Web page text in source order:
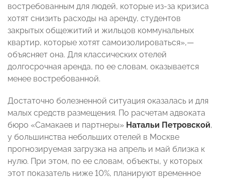
востребованным для людей, которые из-за кризиса
хотят снизить расходы на аренду, студентов
закрытых общежитий и жильцов коммунальных
квартир, которые хотят самоизолироваться»,—
объясняет она. Для классических отелей
долгосрочная аренда, по ее словам, оказывается
менее востребованной.
Достаточно болезненной ситуация оказалась и для
малых средств размещения. По расчетам адвоката
бюро «Самакаев и партнеры» Натальи Петровской,
у большинства небольших отелей в Москве
прогнозируемая загрузка на апрель и май близка к
нулю. При этом, по ее словам, объекты, у которых
этот показатель ниже 10%, планируют временное